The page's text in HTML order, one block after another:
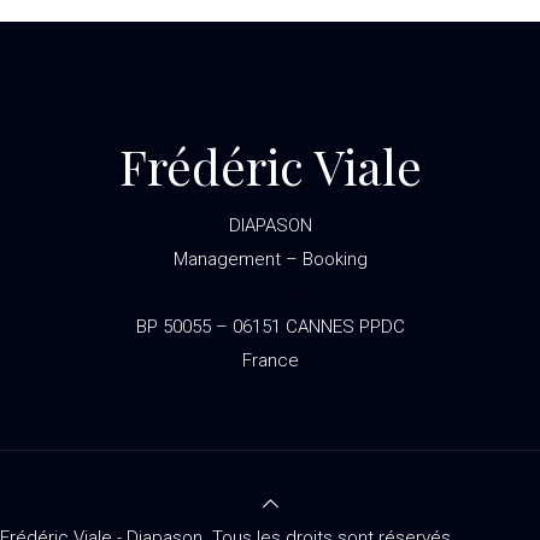
Frédéric Viale
DIAPASON
Management – Booking
BP 50055 – 06151 CANNES PPDC
France